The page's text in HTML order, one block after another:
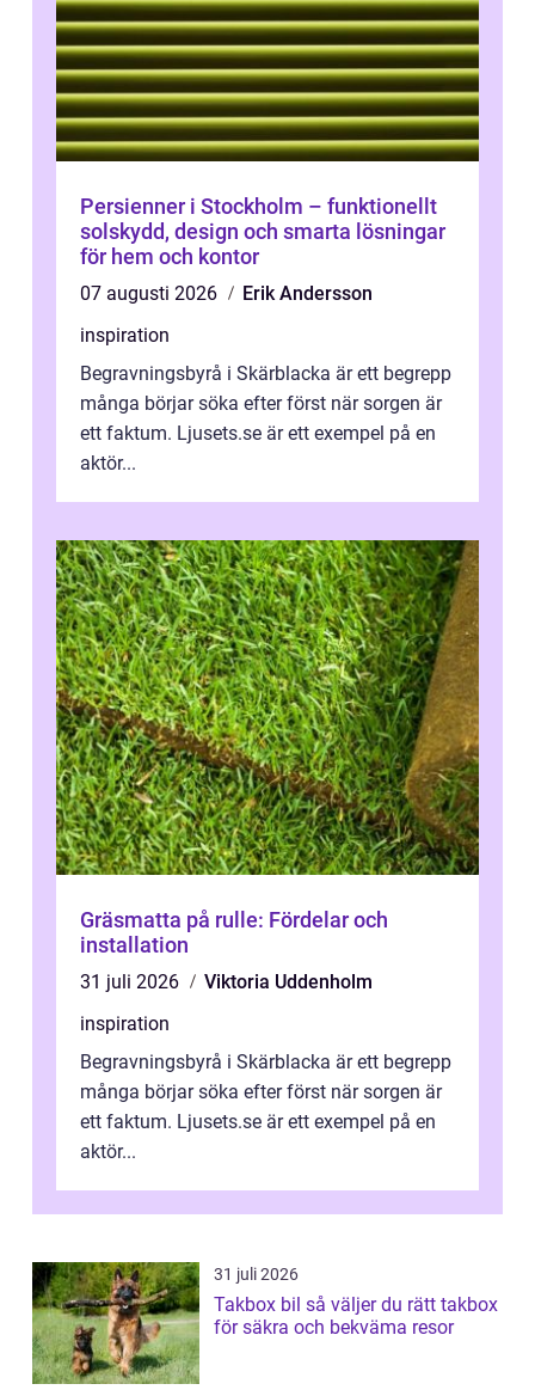
Persienner i Stockholm – funktionellt
solskydd, design och smarta lösningar
för hem och kontor
07 augusti 2026
Erik Andersson
inspiration
Begravningsbyrå i Skärblacka är ett begrepp
många börjar söka efter först när sorgen är
ett faktum. Ljusets.se är ett exempel på en
aktör...
Gräsmatta på rulle: Fördelar och
installation
31 juli 2026
Viktoria Uddenholm
inspiration
Begravningsbyrå i Skärblacka är ett begrepp
många börjar söka efter först när sorgen är
ett faktum. Ljusets.se är ett exempel på en
aktör...
31 juli 2026
Takbox bil så väljer du rätt takbox
för säkra och bekväma resor